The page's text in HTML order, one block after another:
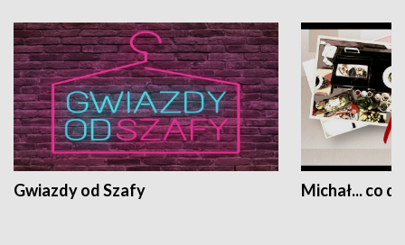
Gwiazdy od Szafy Michał... co